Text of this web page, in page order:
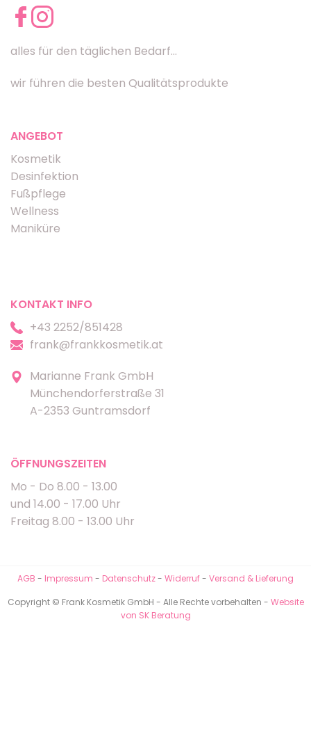
alles für den täglichen Bedarf...
wir führen die besten Qualitätsprodukte
ANGEBOT
Kosmetik
Desinfektion
Fußpflege
Wellness
Maniküre
KONTAKT INFO
+43 2252/851428
frank@frankkosmetik.at
Marianne Frank GmbH
Münchendorferstraße 31
A-2353 Guntramsdorf
ÖFFNUNGSZEITEN
Mo - Do 8.00 - 13.00
und 14.00 - 17.00 Uhr
Freitag 8.00 - 13.00 Uhr
AGB - Impressum - Datenschutz- Widerruf- Versand & Lieferung
Copyright © Frank Kosmetik GmbH - Alle Rechte vorbehalten - Website
von SK Beratung